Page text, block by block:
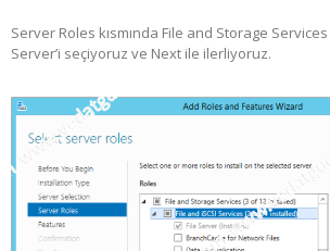
Server Roles kısmında File and Storage
Server’i seçiyoruz ve Next ile ilerliyoruz.